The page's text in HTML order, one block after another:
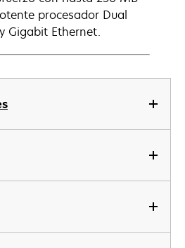
procesador Dual
Gigabit Ethernet.